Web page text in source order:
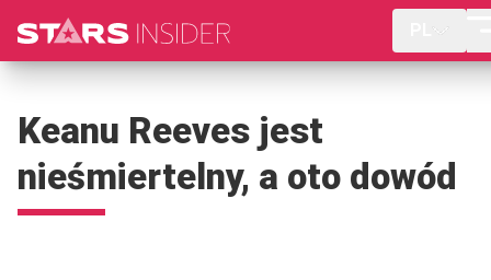
Keanu Reeves jest
nieśmiertelny, a oto dowód